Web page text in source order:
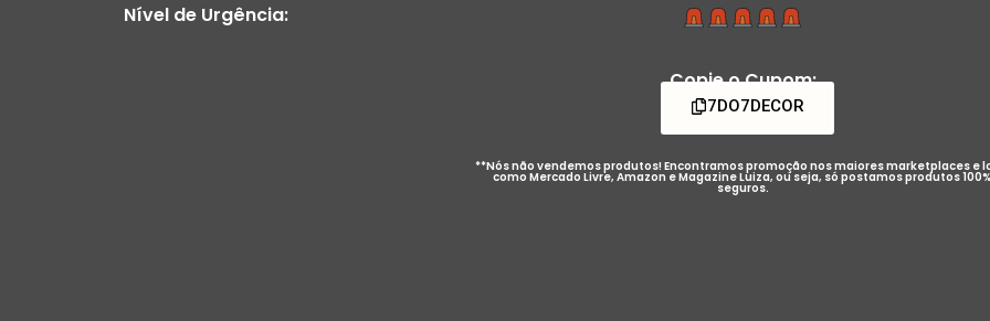
Nível de Urgência:
Copie o Cupom:
7DO7DECOR
**Nós não vendemos produtos! Encontramos promoção nos maiores marketplaces e
como Mercado Livre, Amazon e Magazine Luiza, ou seja, só postamos produtos 100%
seguros.